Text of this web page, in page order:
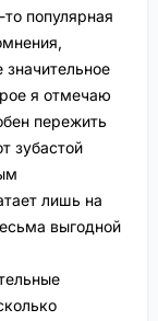
популярная
я отмечаю
пережить
зубастой
лишь на
выгодной